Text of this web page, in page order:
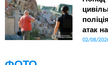
атак
02/08/